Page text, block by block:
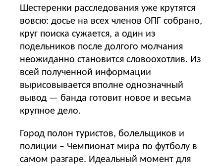
Шестеренки расследования уже крутятся
вовсю: досье на всех членов ОПГ собрано,
круг поиска сужается, а один из
подельников после долгого молчания
неожиданно становится словоохотлив. Из
всей полученной информации
вырисовывается вполне однозначный
вывод — банда готовит новое и весьма
крупное дело.
Город полон туристов, болельщиков и
полиции – Чемпионат мира по футболу в
самом разгаре. Идеальный момент для